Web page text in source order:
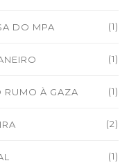
DO MPA (1)
(1)
RUMO À GAZA (1)
(2)
(1)